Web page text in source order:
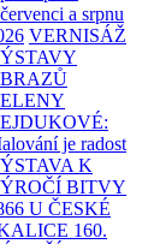
a srpnu
VERNISÁŽ
je radost
K
BITVY
U ČESKÉ
160.